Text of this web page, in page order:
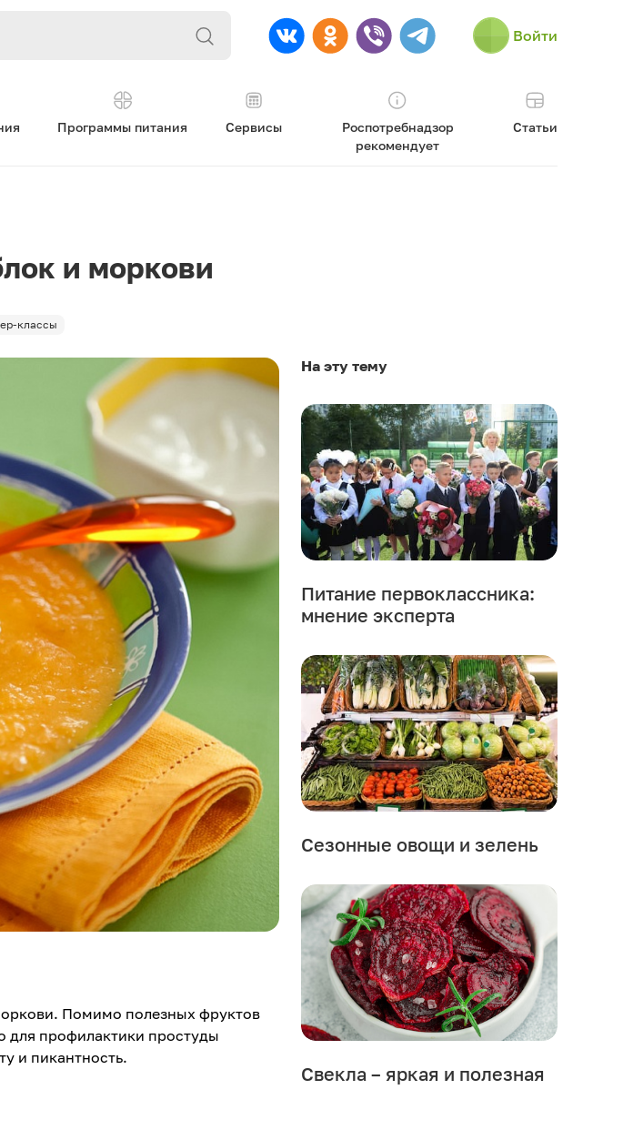
Войти
Программы питания Сервисы
Роспотребнадзор
рекомендует
Статьи
и моркови
классы
Помимо полезных фруктов
для профилактики простуды
и пикантность.
На эту тему
Питание первоклассника:
мнение эксперта
Сезонные овощи и зелень
Свекла – яркая и полезная